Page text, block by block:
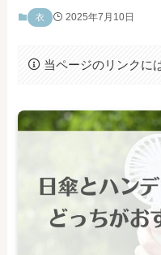
衣 2025年7月10日
当ページのリンクに